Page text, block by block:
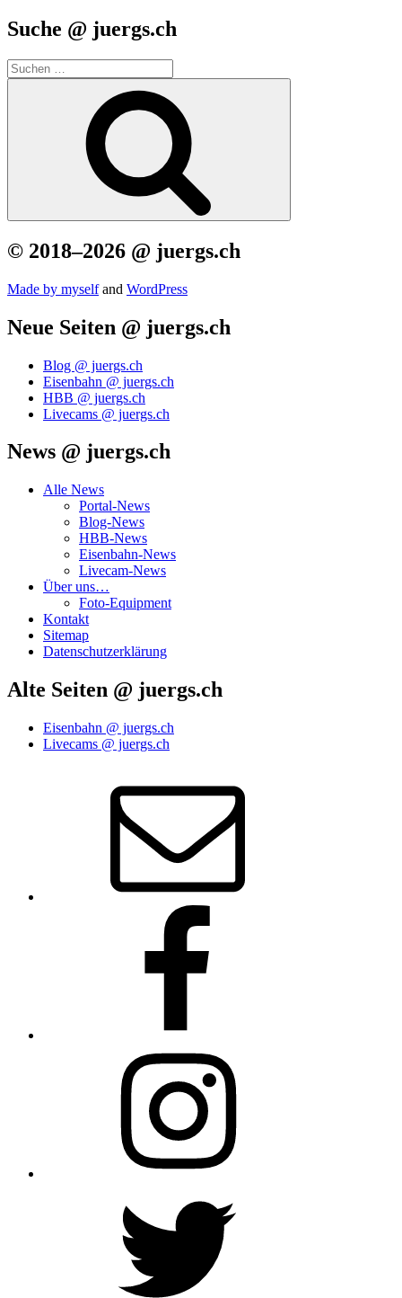
Suche @ juergs.ch
Suchen
nach:
© 2018–2026 @ juergs.ch
Made by mys­elfand Word­Press
Neue Seiten @ juergs.ch
Blog @ juergs.ch
Eisenbahn @ juergs.ch
HBB @ juergs.ch
Livecams @ juergs.ch
News @ juergs.ch
Alle News
Portal-News
Blog-News
HBB-News
Eisenbahn-News
Livecam-News
Über uns…
Foto-Equipment
Kontakt
Sitemap
Datenschutzerklärung
Alte Seiten @ juergs.ch
Eisenbahn @ juergs.ch
Livecams @ juergs.ch